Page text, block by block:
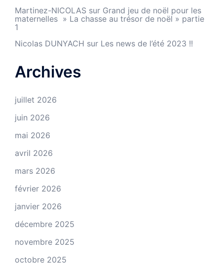
Martinez-NICOLAS sur Grand jeu de noël pour les
maternelles » La chasse au trésor de noël » partie
1
Nicolas DUNYACH sur Les news de l’été 2023 !!
Archives
juillet 2026
juin 2026
mai 2026
avril 2026
mars 2026
février 2026
janvier 2026
décembre 2025
novembre 2025
octobre 2025